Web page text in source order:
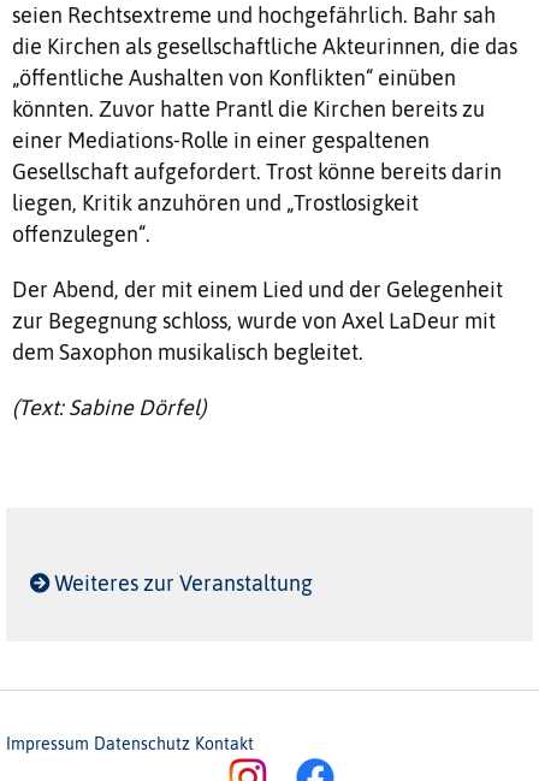
seien Rechtsextreme und hochgefährlich. Bahr sah
die Kirchen als gesellschaftliche Akteurinnen, die das
„öffentliche Aushalten von Konflikten“ einüben
könnten. Zuvor hatte Prantl die Kirchen bereits zu
einer Mediations-Rolle in einer gespaltenen
Gesellschaft aufgefordert. Trost könne bereits darin
liegen, Kritik anzuhören und „Trostlosigkeit
offenzulegen“.
Der Abend, der mit einem Lied und der Gelegenheit
zur Begegnung schloss, wurde von Axel LaDeur mit
dem Saxophon musikalisch begleitet.
(Text: Sabine Dörfel)
Weiteres zur Veranstaltung
Impressum Datenschutz Kontakt